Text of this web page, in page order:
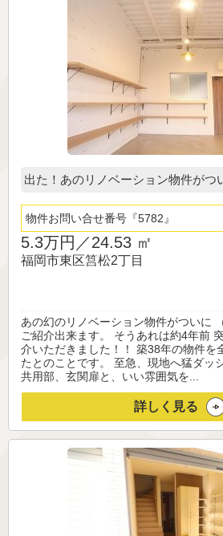
出た！あのリノベーション物件がつ
物件お問い合せ番号 5782
5.3万円／24.53 ㎡
福岡市東区筥松2丁目
あの幻のリノベーション物件がついに
ご紹介出来ます。 そうあれは約4年前
介いただきました！！ 築38年の物件を
たとのことです。 至急、現地へ猛ダッ
共用部、玄関扉と、いい雰囲気を...
詳しく見る